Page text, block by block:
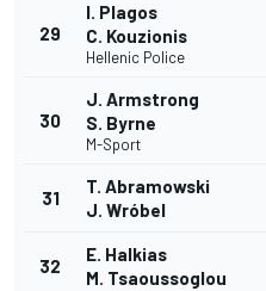
29
I. Plagos
C. Kouzionis
Hellenic Police
30
J. Armstrong
S. Byrne
M-Sport
31
T. Abramowski
J. Wróbel
32
E. Halkias
M. Tsaoussoglou